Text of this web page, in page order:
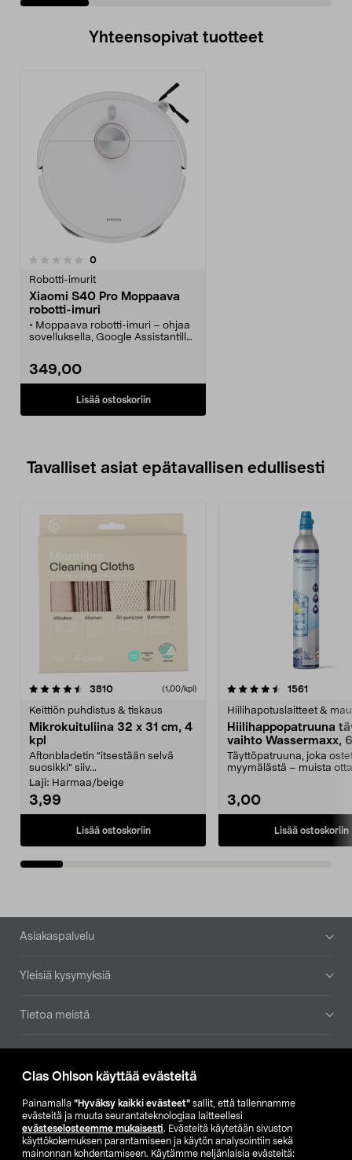
Clas Ohlson käyttää evästeitä
Painamalla ”Hyväksy kaikki evästeet” sallit, että tallennamme
evästeitä ja muuta seurantateknologiaa laitteellesi
evästeselosteemme mukaisesti. Evästeitä käytetään sivuston
käyttökokemuksen parantamiseen ja käytön analysointiin sekä
mainonnan kohdentamiseen. Käytämme neljänlaisia evästeitä:
Yhteensopivat tuotteet
0arvostelut
Robotti-imurit
Xiaomi S40 Pro Moppaava
robotti-imuri
• Moppaava robotti-imuri – ohjaa
sovelluksella, Google Assistantilla
tehokkaalla imuteholla
perusteelliseen siivoukseen.
• Pitkäkestoinen akku (5200 mAh)
• Telakointiasema ja 2-in-1
pölysäiliö/vesisäiliö sisältyvät.
349,00
Lisää ostoskoriin
Tavalliset asiat epätavallisen edullisesti
3810arvostelut (1,00/kpl)
Keittiön puhdistus & tiskaus
Mikrokuituliina 32 x 31 cm, 4
kpl
Aftonbladetin "itsestään selvä
suosikki" siiv...
Laji: Harmaa/beige
3,99
Lisää ostoskoriin
4.5viidestä
1561
Hiilihapotuslaitteet &
Hiilihappopatruuna
vaihto Wassermaxx,
Täyttöpatruuna, joka
myymälästä – muista
3,00
Lisää ostoskoriin
4.5viidestä
Alatunniste
Asiakaspalvelu
Yleisiä kysymyksiä
Tietoa meistä
Etsi myymälä